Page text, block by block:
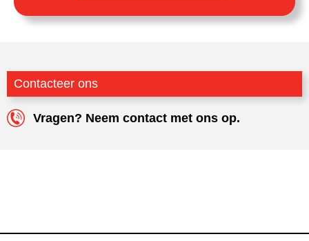
Contacteer ons
Vragen? Neem contact met ons op.